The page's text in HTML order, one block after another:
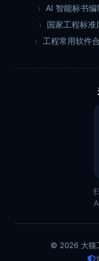
AI 智能标书编
国家工程标准
工程常用软件
© 2026 大猫